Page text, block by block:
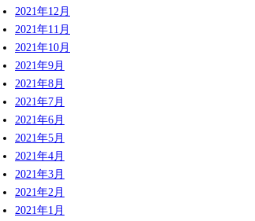
2021年12月
2021年11月
2021年10月
2021年9月
2021年8月
2021年7月
2021年6月
2021年5月
2021年4月
2021年3月
2021年2月
2021年1月